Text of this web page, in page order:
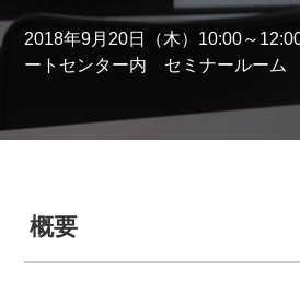
2018年9月20日（木）10:00～
ートセンター内 セミナールーム
概要